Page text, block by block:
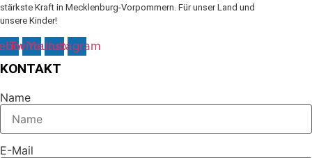
stärkste Kraft in Mecklenburg-Vorpommern. Für unser Land und
unsere Kinder!
TwitterYoutube
Instagram
KONTAKT
Name
E-Mail